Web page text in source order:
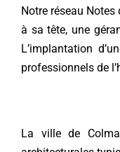
Notre réseau Notes
à sa tête, une
L’implantation
professionnels de
La ville de